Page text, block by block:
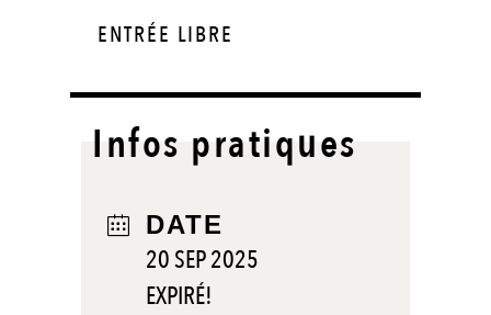
ENTRÉE LIBRE
Infos pratiques
DATE
20 SEP 2025
EXPIRÉ!